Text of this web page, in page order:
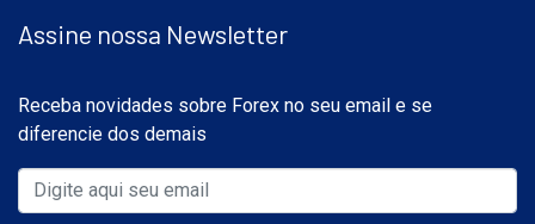
Assine nossa Newsletter
Receba novidades sobre Forex no seu email e se
diferencie dos demais